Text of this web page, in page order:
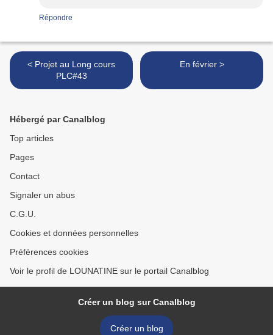
Répondre
< Projet au Long cours
PLC#43
En février >
Hébergé par Canalblog
Top articles
Pages
Contact
Signaler un abus
C.G.U.
Cookies et données personnelles
Préférences cookies
Voir le profil de LOUNATINE sur le portail Canalblog
Créer un blog sur Canalblog
Créer un blog